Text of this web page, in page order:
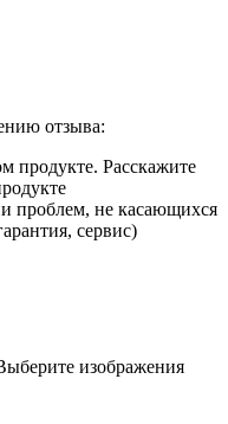
отзыва:
продукте. Расскажите
проблем, не касающихся
сервис)
изображения